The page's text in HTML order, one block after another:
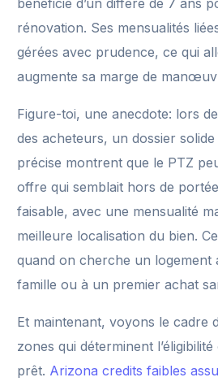
beneficie d’un différé de 7 ans
rénovation. Ses mensualités
gérées avec prudence, ce qui
augmente sa marge de
Figure-toi, une anecdote: lors
des acheteurs, un dossier
précise montrent que le PTZ
offre qui semblait hors de
faisable, avec une mensualité
meilleure localisation du bien.
quand on cherche un logement
famille ou à un premier achat
Et maintenant, voyons le cadre
zones qui déterminent
prêt. Arizona credits faibles